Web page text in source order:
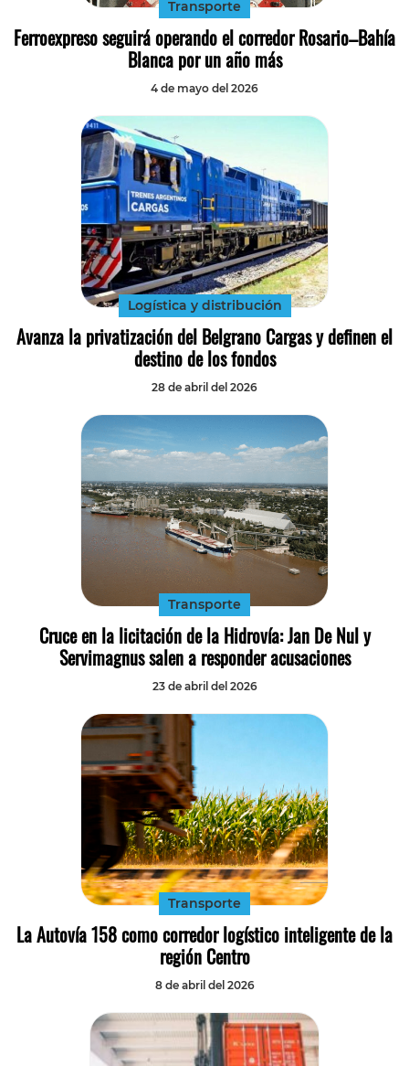
Transporte
Ferroexpreso seguirá operando el corredor Rosario–Bahía
Blanca por un año más
4 de mayo del 2026
Logística y distribución
Avanza la privatización del Belgrano Cargas y definen el
destino de los fondos
28 de abril del 2026
Transporte
Cruce en la licitación de la Hidrovía: Jan De Nul y
Servimagnus salen a responder acusaciones
23 de abril del 2026
Transporte
La Autovía 158 como corredor logístico inteligente de la
región Centro
8 de abril del 2026